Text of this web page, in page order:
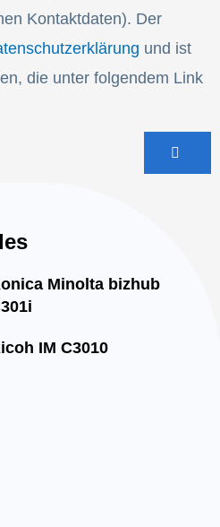
Kontaktdaten). Der
und ist
die unter folgendem Link
Minolta bizhub
IM C3010